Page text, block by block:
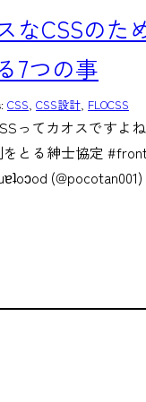
なCSSのた
7つの事
CSS, CSS設計, FLOCSS
ってカオスですよ
をとる紳士協定
(@pocotan001)